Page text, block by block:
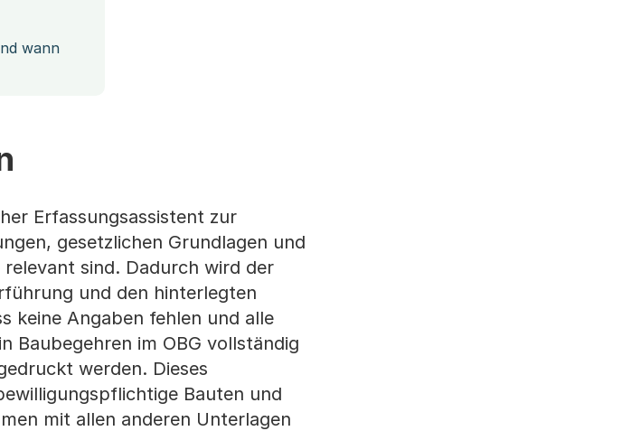
wann
Erfassungsassistent zur
gesetzlichen Grundlagen und
sind. Dadurch wird der
und den hinterlegten
keine Angaben fehlen und alle
Baubegehren im OBG vollständig
werden. Dieses
Bauten und
mit allen anderen Unterlagen